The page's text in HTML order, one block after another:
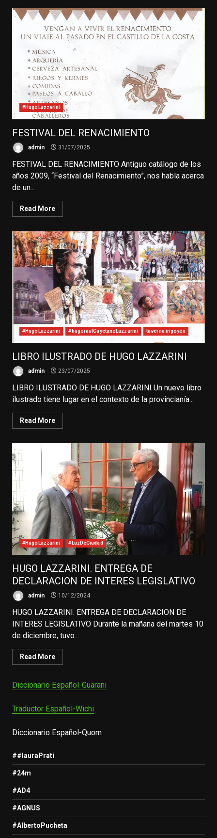
#HugoLazzarini
FESTIVAL DEL RENACIMIENTO
admin 31/07/2025
FESTIVAL DEL RENACIMIENTO Antiguo catálogo de los
años 2009, “Festival del Renacimiento”, nos habla acerca
de un...
Read More
#HugoLazzarini #hugoraulCayetanoLazzarini taverna irigoyen
LIBRO ILUSTRADO DE HUGO LAZZARINI
admin 23/07/2025
LIBRO ILUSTRADO DE HUGO LAZZARINI Un nuevo libro
ilustrado tiene lugar en el contexto de la provincianía...
Read More
#HugoLazzarini #LuzDeCiudad
HUGO LAZZARINI. ENTREGA DE
DECLARACION DE INTERES LEGISLATIVO
admin 10/12/2024
HUGO LAZZARINI. ENTREGA DE DECLARACION DE
INTERES LEGISLATIVO Durante la mañana del martes 10
de diciembre, tuvo...
Read More
Diccionario Español-Guarani
Traductor Español-Wichi
Diccionario Español-Quom
##lauraPrati
#24m
#AD4
#AGNUS
#AlbertoPucheta